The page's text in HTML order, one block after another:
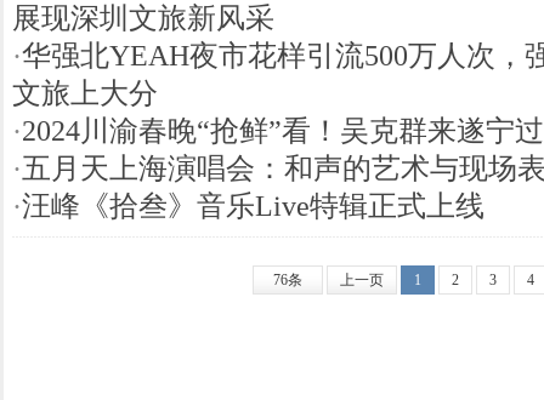
展现深圳文旅新风采
·华强北YEAH夜市花样引流500万人次，
文旅上大分
·2024川渝春晚“抢鲜”看！吴克群来遂宁
·五月天上海演唱会：和声的艺术与现场
·汪峰《拾叁》音乐Live特辑正式上线
76条 上一页 1 2 3 4